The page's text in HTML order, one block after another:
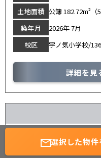
無料会員登録
選択した物件
土地面積 公簿 182.72m²（
築年月
2026年 7月
校区
宇ノ気小学校/
詳細を見
新築一戸建て こだわ